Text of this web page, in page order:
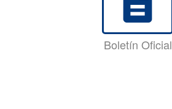
Boletín Oficial